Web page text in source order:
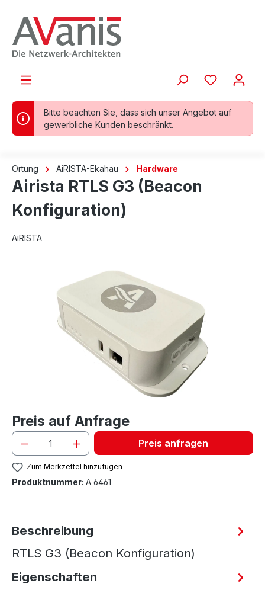
Bitte beachten Sie, dass sich unser Angebot auf
gewerbliche Kunden beschränkt.
Ortung AiRISTA-Ekahau Hardware
Airista RTLS G3 (Beacon
Konfiguration)
AiRISTA
Bildergalerie überspringen
Preis auf Anfrage
Preis anfragen
Zum Merkzettel hinzufügen
Produktnummer: A 6461
Beschreibung
RTLS G3 (Beacon Konfiguration)
Eigenschaften